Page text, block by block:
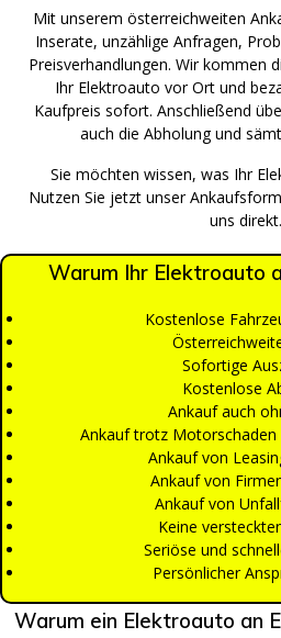
Mit unserem österreichweiten
Inserate, unzählige Anfragen,
Preisverhandlungen. Wir kommen
Ihr Elektroauto vor Ort und
Kaufpreis sofort. Anschließend
auch die Abholung und
Sie möchten wissen, was Ihr
Nutzen Sie jetzt unser
uns direkt.
Warum Ihr Elektroauto
Kostenlose
Sofortige
Kostenlose
Ankauf auch
Ankauf trotz
Ankauf von
Ankauf von
Ankauf von
Keine
Seriöse und
Persönlicher
Warum ein Elektroauto an